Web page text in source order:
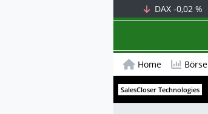
DAX -0,02 %
Home Börse
SalesCloser Technologies